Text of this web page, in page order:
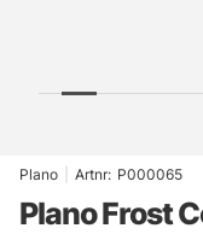
Plano Artnr: P000065
Plano Frost